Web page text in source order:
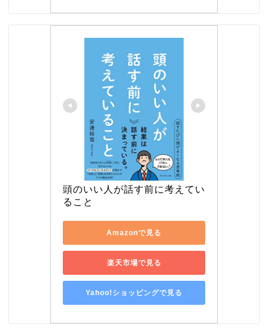
頭のいい人が話す前に考えてい
ること
Amazonで見る
楽天市場で見る
Yahoo!ショッピングで見る